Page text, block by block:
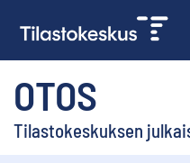
OTOS
Tilastokeskuksen